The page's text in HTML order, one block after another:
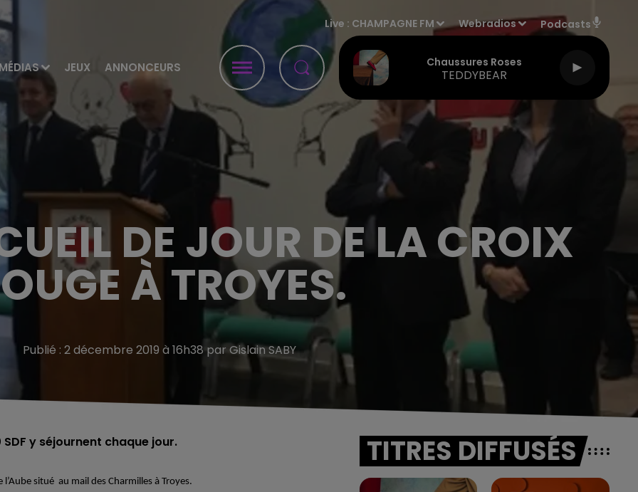
MÉDIAS JEUX ANNONCEURS
Live : CHAMPAGNE FM Webradios Podcasts
Chaussures Roses
TEDDYBEAR
DE JOUR DE LA CROIX
À TROYES.
Publié : 2 décembre 2019 à 16h38 par Gislain SABY
y séjournent chaque jour.
situé au mail des Charmilles à Troyes.
TITRES DIFFUSÉS